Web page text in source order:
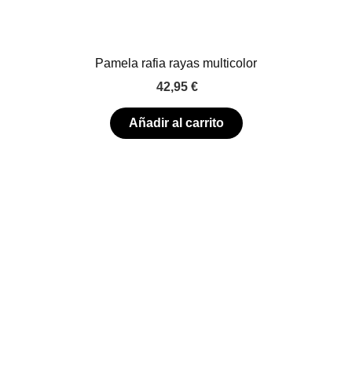
Pamela rafia rayas multicolor
42,95 €
Añadir al carrito